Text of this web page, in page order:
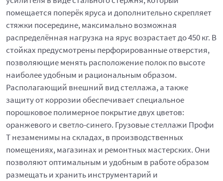
помещается поперёк яруса и дополнительно скрепляет
стяжки посередине, максимально возможная
распределённая нагрузка на ярус возрастает до 450 кг. В
стойках предусмотрены перфорированные отверстия,
позволяющие менять расположение полок по высоте
наиболее удобным и рациональным образом.
Располагающий внешний вид стеллажа, а также
защиту от коррозии обеспечивает специальное
порошковое полимерное покрытие двух цветов:
оранжевого и светло-синего. Грузовые стеллажи Профи
Т незаменимы на складах, в производственных
помещениях, магазинах и ремонтных мастерских. Они
позволяют оптимальным и удобным в работе образом
размещать и хранить инструментарий и